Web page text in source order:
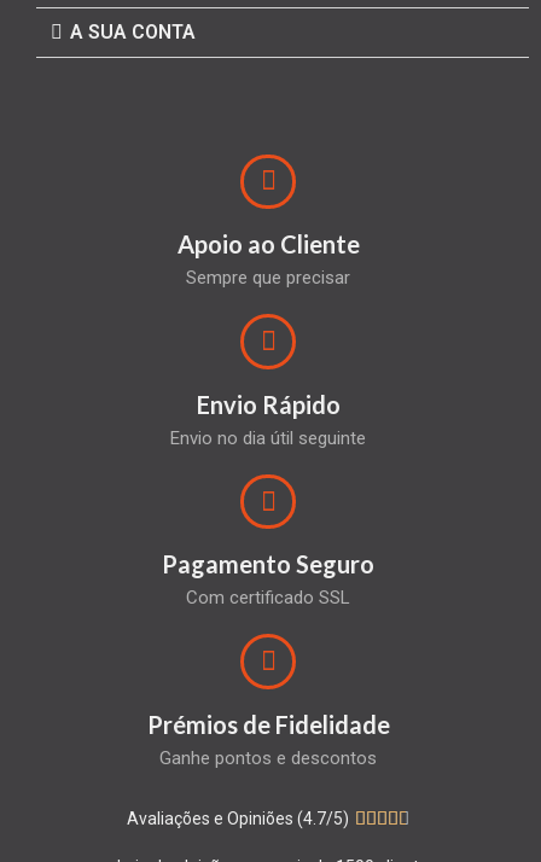
A SUA CONTA
Apoio ao Cliente
Sempre que precisar
Envio Rápido
Envio no dia útil seguinte
Pagamento Seguro
Com certificado SSL
Prémios de Fidelidade
Ganhe pontos e descontos
Avaliações e Opiniões (4.7/5)     